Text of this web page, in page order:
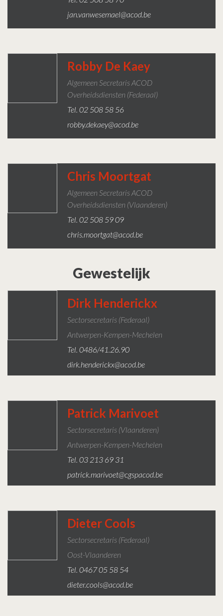
jan.vanwesemael@acod.be
Robby De Kaey
Algemeen Secretaris ACOD
Overheidsdiensten (federaal)
Tel. 02 508 58 56
robby.dekaey@acod.be
Chris Moortgat
Algemeen Secretaris ACOD
Overheidsdiensten (Vlaanderen)
Tel. 02 508 59 09
chris.moortgat@acod.be
Gewestelijk
Dirk Henderickx
Sectorsecretaris (federaal)
Antwerpen-Kempen-Mechelen
Tel. 0486/41.26.90
dirk.henderickx@acod.be
Patrick Marivoet
Sectorsecretaris (Vlaanderen)
Antwerpen-Kempen-Mechelen
Tel. 03 213 69 31
patrick.marivoet@cgspacod.be
Dieter Cools
Sectorsecretaris (federaal)
Oost-Vlaanderen
Tel. 0467 05 58 54
dieter.cools@acod.be